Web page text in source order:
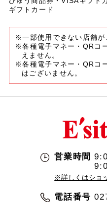
ギフトカード
※一部使用できない店舗が
※各種電子マネー・QRコ
えません。
※各種電子マネー・QRコ
はございません。
営業時間
※詳しくはショ
電話番号